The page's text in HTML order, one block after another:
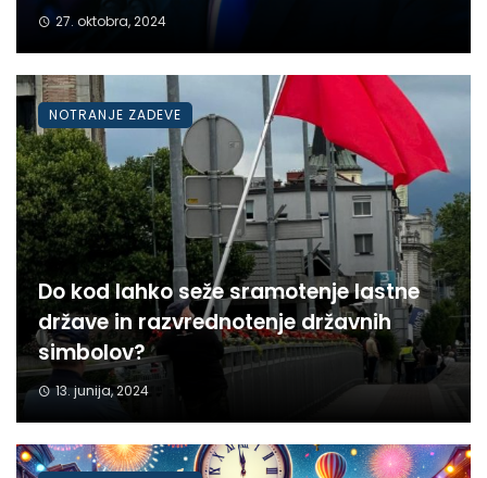
27. oktobra, 2024
Do kod lahko seže sramotenje lastne
države in razvrednotenje državnih
simbolov?
13. junija, 2024
NOTRANJE ZADEVE